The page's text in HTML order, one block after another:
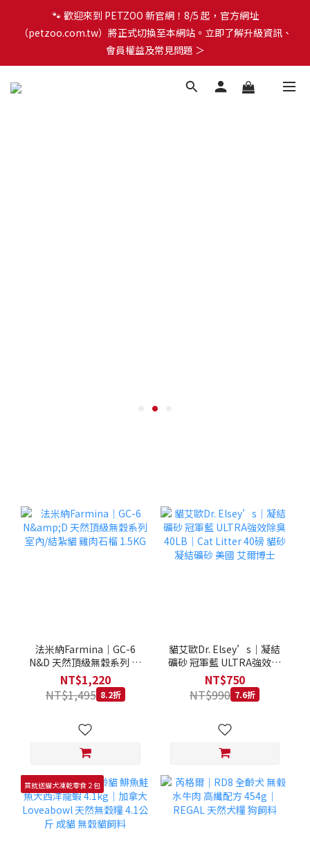
🐾 歡迎來到 PETZOO 新官網！8/5 起，官方網址
（petzoo.com.tw）將正式切換至本網站。立即了解升級資訊、
會員權益及常見問題 ＞
🐾 歡迎來到 PETZOO 新官網！8/5 起，官方網址
（petzoo.com.tw）將正式切換至本網站。立即了解升級資訊、
會員權益及常見問題 ＞
✨【新朋友見面禮】現在註冊即領 $100 購物金！全館滿 $1,500 享
法米納Farmina｜GC-6
N&D 天然頂級無穀系列 室
內/結紮貓 雞肉石榴 1.5KG
NT$1,220
NT$1,495 8.2折
貓艾歐Dr. Elsey’s｜凝結
礦砂 冠軍藍 ULTRA強效除
臭 40LB｜Cat Litter 40磅
士
NT$750
NT$990 7.6折
買就送貓犬凍乾零食２包